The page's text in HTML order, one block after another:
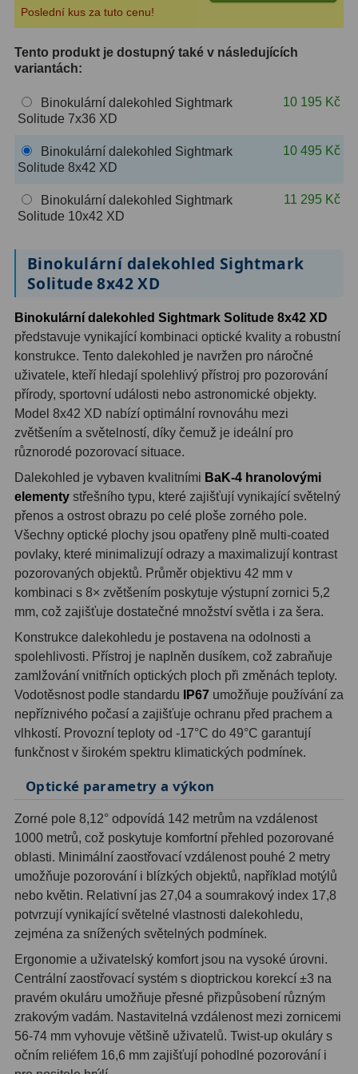
ZOOM12
ED a Flat Field
Měřící, s mřížkou6
Doplňky1
Filtry 182
Sluneční43
Širokopásmové13
OIII9
Hβ 6
SII2
Planetární 2
Barevné
Barlow čočky
Barlow 2x38
Barlow 3x12
Barlow 4x 3
Barlow 5x 8
Převracecí4
Hledáčky28
Optické hledáčky15
Red Dot hledáčky6
Sluneční hledáčky3
Úchyty a držáky hledáčků4
Příslušenství
Redukce 1,25" a 2"17
Svítilny5
Čištění28
Binohlavy3
Poslední kus za tuto cenu!
Tento produkt je dostupný také v následujících
variantách:
Binokulární dalekohled Sightmark
Solitude 7x36 XD
10 195 Kč
Binokulární dalekohled Sightmark
Solitude 8x42 XD
10 495 Kč
Binokulární dalekohled Sightmark
Solitude 10x42 XD
11 295 Kč
Binokulární dalekohled Sightmark
Solitude 8x42 XD
Binokulární dalekohled Sightmark Solitude 8x42 XD
představuje vynikající kombinaci optické kvality a robustní
konstrukce. Tento dalekohled je navržen pro náročné
uživatele, kteří hledají spolehlivý přístroj pro pozorování
přírody, sportovní události nebo astronomické objekty.
Model 8x42 XD nabízí optimální rovnováhu mezi
zvětšením a světelností, díky čemuž je ideální pro
různorodé pozorovací situace.
Dalekohled je vybaven kvalitními BaK-4 hranolovými
elementy střešního typu, které zajišťují vynikající světelný
přenos a ostrost obrazu po celé ploše zorného pole.
Všechny optické plochy jsou opatřeny plně multi-coated
povlaky, které minimalizují odrazy a maximalizují kontrast
pozorovaných objektů. Průměr objektivu 42 mm v
kombinaci s 8× zvětšením poskytuje výstupní zornici 5,2
mm, což zajišťuje dostatečné množství světla i za šera.
Konstrukce dalekohledu je postavena na odolnosti a
spolehlivosti. Přístroj je naplněn dusíkem, což zabraňuje
zamlžování vnitřních optických ploch při změnách teploty.
Vodotěsnost podle standardu
IP67 umožňuje používání za
nepříznivého počasí a zajišťuje ochranu před prachem a
vlhkostí. Provozní teploty od -17°C do 49°C garantují
funkčnost v širokém spektru klimatických podmínek.
Optické parametry a výkon
Zorné pole 8,12° odpovídá 142 metrům na vzdálenost
1000 metrů, což poskytuje komfortní přehled pozorované
oblasti. Minimální zaostřovací vzdálenost pouhé 2 metry
umožňuje pozorování i blízkých objektů, například motýlů
nebo květin. Relativní jas 27,04 a soumrakový index 17,8
potvrzují vynikající světelné vlastnosti dalekohledu,
zejména za snížených světelných podmínek.
Ergonomie a uživatelský komfort jsou na vysoké úrovni.
Centrální zaostřovací systém s dioptrickou korekcí ±3 na
pravém okuláru umožňuje přesné přizpůsobení různým
zrakovým vadám. Nastavitelná vzdálenost mezi zornicemi
56-74 mm vyhovuje většině uživatelů. Twist-up okuláry s
očním reliéfem 16,6 mm zajišťují pohodlné pozorování i